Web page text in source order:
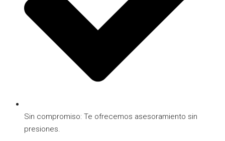
Sin compromiso: Te ofrecemos asesoramiento sin
presiones.